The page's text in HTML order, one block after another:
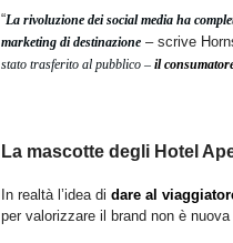
“La rivoluzione dei social media ha
marketing di destinazione – scrive
stato trasferito al pubblico – il
La mascotte degli Hotel
In realtà l’idea di dare al
per valorizzare il brand non è